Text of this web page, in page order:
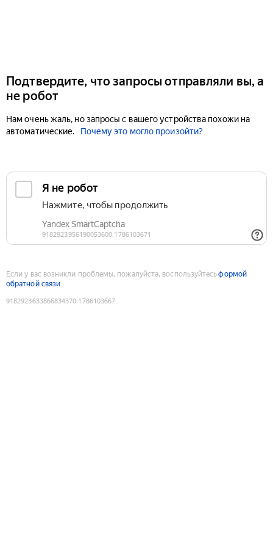
Подтвердите, что запросы отправляли вы, а
не робот
Нам очень жаль, но запросы с вашего устройства похожи на
автоматические.
Почему это могло произойти?
Если у вас возникли проблемы, пожалуйста, воспользуйтесьформой
обратной связи
9182923633866834370:1786103667